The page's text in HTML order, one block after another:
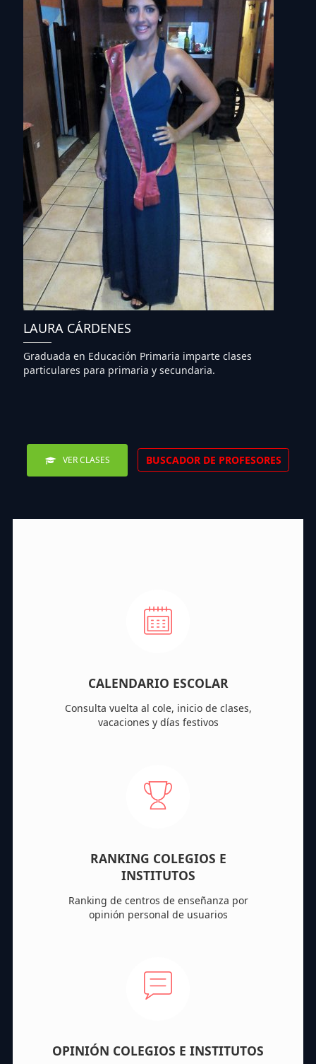
LAURA CÁRDENES
Graduada en Educación Primaria imparte clases
particulares para primaria y secundaria.
VER CLASES BUSCADOR DE PROFESORES
CALENDARIO ESCOLAR
Consulta vuelta al cole, inicio de clases,
vacaciones y días festivos
RANKING COLEGIOS E
INSTITUTOS
Ranking de centros de enseñanza por
opinión personal de usuarios
OPINIÓN COLEGIOS E INSTITUTOS